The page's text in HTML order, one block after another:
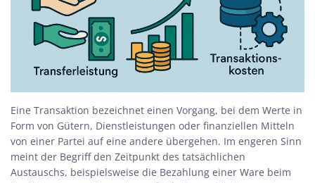
Eine Transaktion bezeichnet einen Vorgang, bei dem Werte in
Form von Gütern, Dienstleistungen oder finanziellen Mitteln
von einer Partei auf eine andere übergehen. Im engeren Sinn
meint der Begriff den Zeitpunkt des tatsächlichen
Austauschs, beispielsweise die Bezahlung einer Ware beim